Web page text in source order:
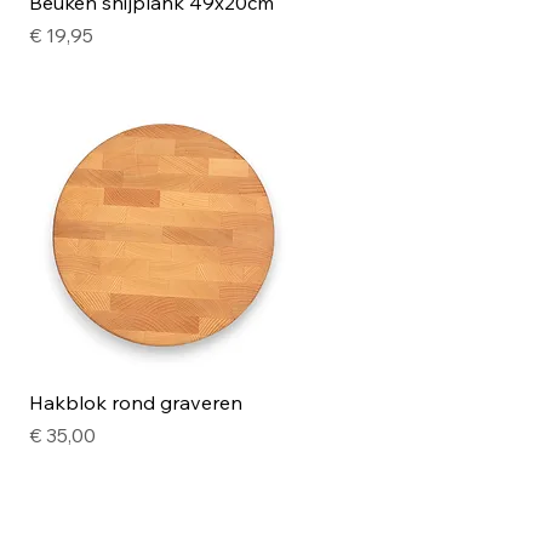
Prijs
€ 19,95
Snel overzicht
Hakblok rond graveren
Prijs
€ 35,00